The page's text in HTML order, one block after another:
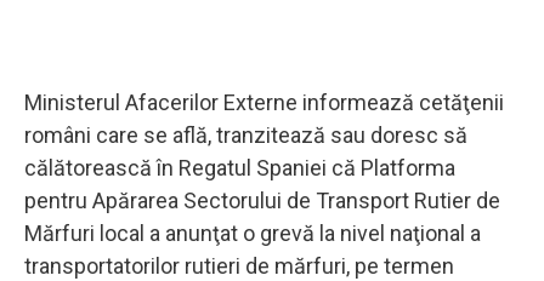
Ministerul Afacerilor Externe informează cetăţenii
români care se află, tranzitează sau doresc să
călătorească în Regatul Spaniei că Platforma
pentru Apărarea Sectorului de Transport Rutier de
Mărfuri local a anunţat o grevă la nivel naţional a
transportatorilor rutieri de mărfuri, pe termen